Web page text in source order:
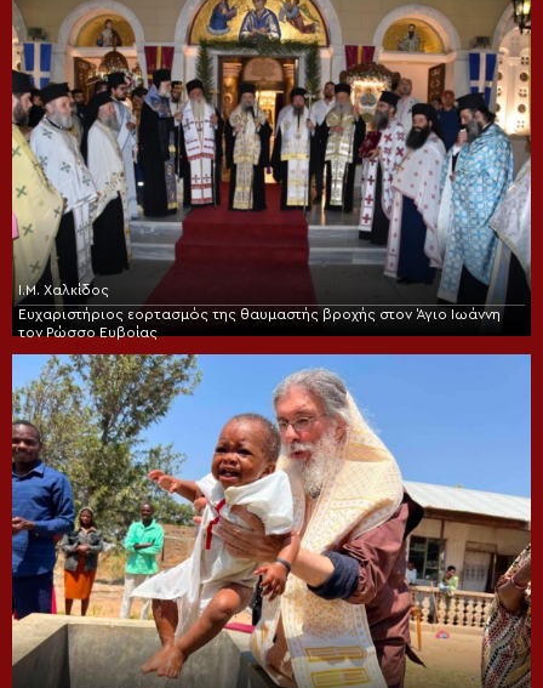
Ι.Μ. Χαλκίδος
Ευχαριστήριος εορτασμός της θαυμαστής βροχής στον Άγιο Ιωάννη
τον Ρώσσο Ευβοίας